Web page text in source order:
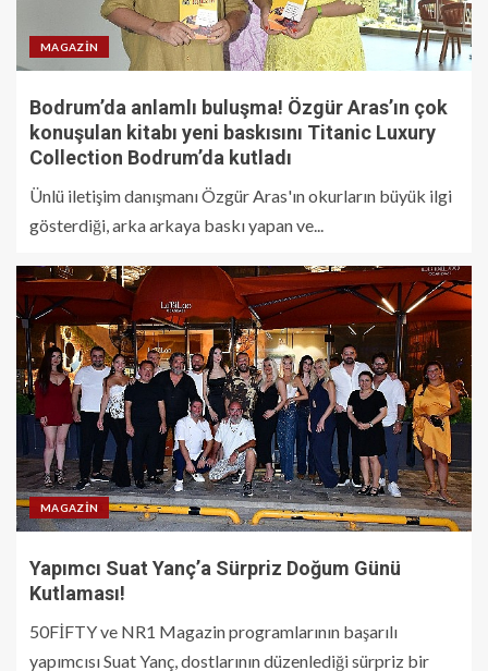
MAGAZIN
Bodrum’da anlamlı buluşma! Özgür Aras’ın çok
konuşulan kitabı yeni baskısını Titanic Luxury
Collection Bodrum’da kutladı
Ünlü iletişim danışmanı Özgür Aras'ın okurların büyük ilgi
gösterdiği, arka arkaya baskı yapan ve...
MAGAZIN
Yapımcı Suat Yanç’a Sürpriz Doğum Günü
Kutlaması!
50FİFTY ve NR1 Magazin programlarının başarılı
yapımcısı Suat Yanç, dostlarının düzenlediği sürpriz bir